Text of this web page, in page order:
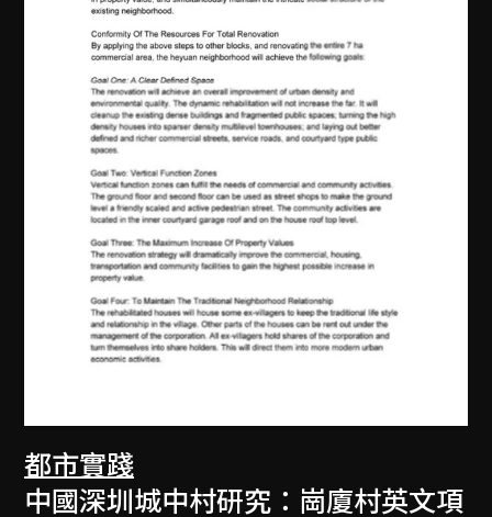
都市實踐
中國深圳城中村研究：崗廈村英文項